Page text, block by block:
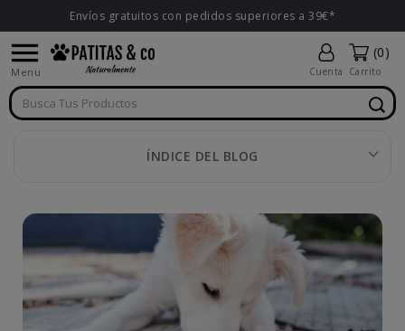
Envíos gratuitos con pedidos superiores a 39€*

Menu Cuenta
(0)
Carrito
ÍNDICE DEL BLOG